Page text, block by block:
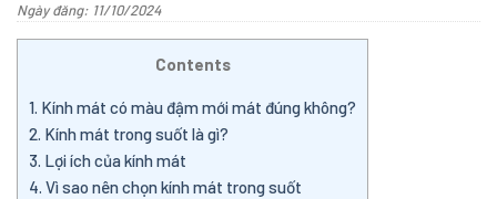
Ngày đăng: 11/10/2024
Contents
1. Kính mát có màu đậm mới mát đúng không?
2. Kính mát trong suốt là gì?
3. Lợi ích của kính mát
4. Vì sao nên chọn kính mát trong suốt